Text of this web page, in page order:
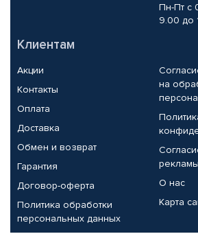
Пн-Пт с
9.00 до
Клиентам
Акции
Контакты
Оплата
Доставка
Обмен и возврат
Гарантия
Договор-оферта
Политика обработки
персональных данных
на
рекламы
О нас
Карта